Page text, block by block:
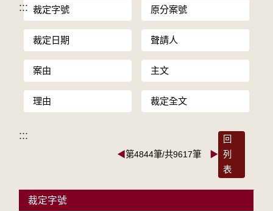
::: 裁定字號 原分案號
裁定日期 聲請人
案由 主文
理由 裁定全文
:::
◀第4844筆/共9617筆 ▶
回
列
表
裁定字號